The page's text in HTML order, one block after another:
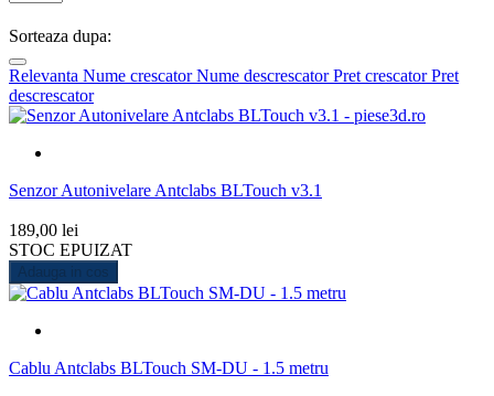
Sorteaza dupa:
Relevanta Nume crescatorNume descrescatorPret crescatorPret
descrescator
Senzor Autonivelare Antclabs BLTouch v3.1
189,00 lei
STOC EPUIZAT
Adauga in cos
Cablu Antclabs BLTouch SM-DU - 1.5 metru